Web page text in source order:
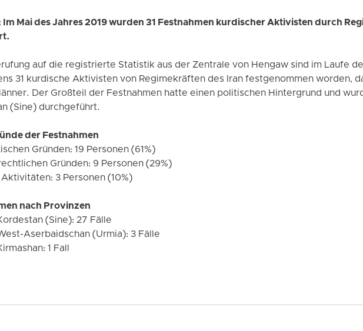
Im Mai des Jahres 2019 wurden 31 Festnahmen kurdischer Aktivisten durch
auf die registrierte Statistik aus der Zentrale von Hengaw sind im Laufe
31 kurdische Aktivisten von Regimekräften des Iran festgenommen worden,
Der Großteil der Festnahmen hatte einen politischen Hintergrund und
(Sine) durchgeführt.
der Festnahmen
Gründen: 19 Personen (61%)
Gründen: 9 Personen (29%)
3 Personen (10%)
nach Provinzen
(Sine): 27 Fälle
Aserbaidschan (Urmia): 3 Fälle
1 Fall